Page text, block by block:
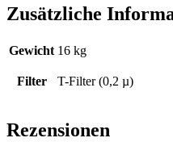
Zusätzliche
Gewicht 16 kg
Filter T-Filter (0,2 µ)
Rezensionen